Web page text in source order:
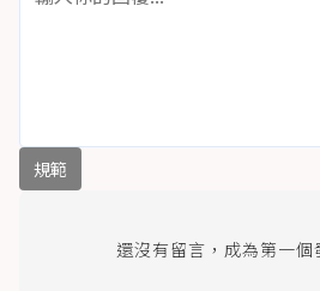
規範
還沒有留言，成為第一個